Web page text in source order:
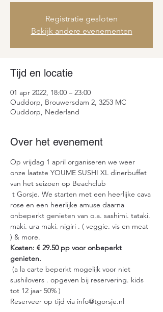
Registratie gesloten
Bekijk andere evenementen
Tijd en locatie
01 apr 2022, 18:00 – 23:00
Ouddorp, Brouwersdam 2, 3253 MC
Ouddorp, Nederland
Over het evenement
Op vrijdag 1 april organiseren we weer
onze laatste YOUME SUSHI XL dinerbuffet
van het seizoen op Beachclub
t Gorsje. We starten met een heerlijke cava
rose en een heerlijke amuse daarna
onbeperkt genieten van o.a. sashimi. tataki.
maki. ura maki. nigiri . ( veggie. vis en meat
) & more.
Kosten: € 29.50 pp voor onbeperkt
genieten.
(a la carte beperkt mogelijk voor niet
sushilovers . opgeven bij reservering. kids
tot 12 jaar 50% )
Reserveer op tijd via info@tgorsje.nl